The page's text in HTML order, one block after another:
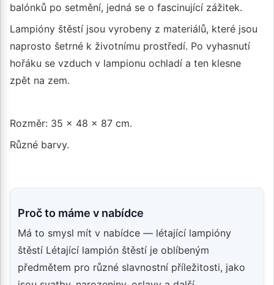
balónků po setmění, jedná se o fascinující zážitek.
Lampióny štěstí jsou vyrobeny z materiálů, které jsou
naprosto šetrné k životnímu prostředí. Po vyhasnutí
hořáku se vzduch v lampionu ochladí a ten klesne
zpět na zem.
Rozměr: 35 x 48 x 87 cm.
Různé barvy.
Proč to máme v nabídce
Má to smysl mít v nabídce — létající lampióny
štěstí Létající lampión štěstí je oblíbeným
předmětem pro různé slavnostní příležitosti, jako